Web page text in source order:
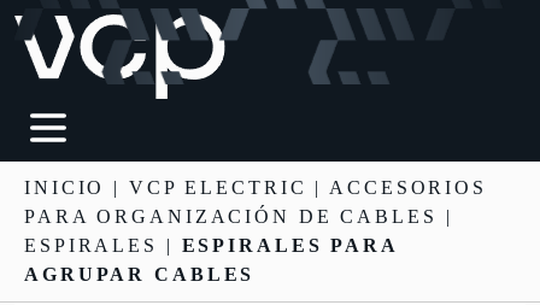
INICIO | VCP ELECTRIC | ACCESORIOS
PARA ORGANIZACIÓN DE CABLES
|
ESPIRALES | ESPIRALES PARA
AGRUPAR CABLES